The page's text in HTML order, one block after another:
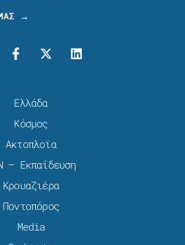
→
Ελλάδα
Κόσμος
Ακτοπλοϊα
– Εκπαίδευση
Κρουαζιέρα
Ποντοπόρος
Media